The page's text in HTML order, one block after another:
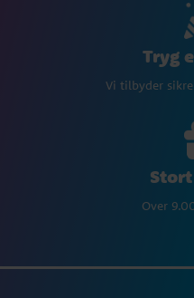
Tryg
Vi tilbyder
Over